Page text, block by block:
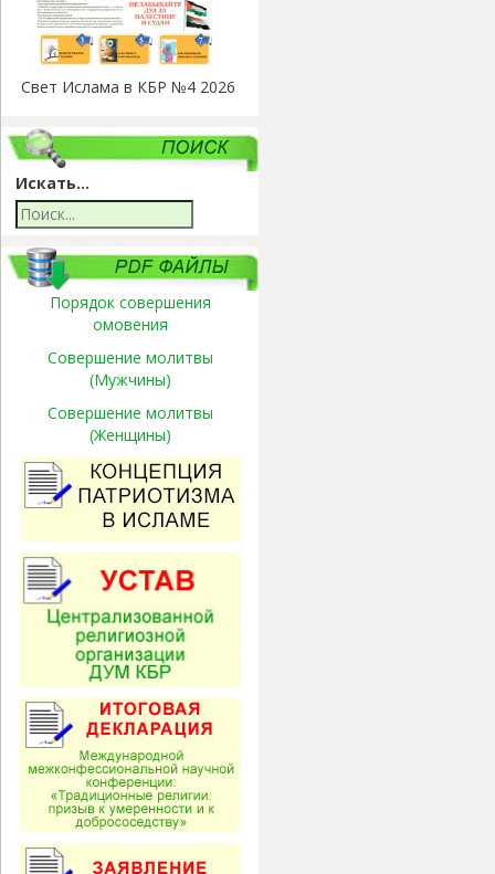
Свет Ислама в КБР №4 2026
Искать...
Порядок совершения
омовения
Совершение молитвы
(Мужчины)
Совершение молитвы
(Женщины)